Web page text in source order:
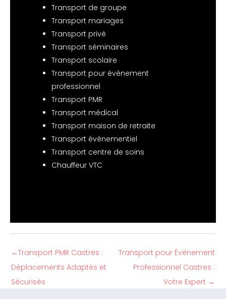
Transport de groupe
Transport mariages
Transport privé
Transport séminaires
Transport scolaire
Transport pour évènement
professionnel
Transport PMR
Transport médical
Transport maison de retraite
Transport évènementiel
Transport centre de soins
Chauffeur VTC
←Transport PMR Castres :
Déplacements Adaptés et
Sécurisés
Transport pour Évènement
Professionnel Castres :
Votre Expert →